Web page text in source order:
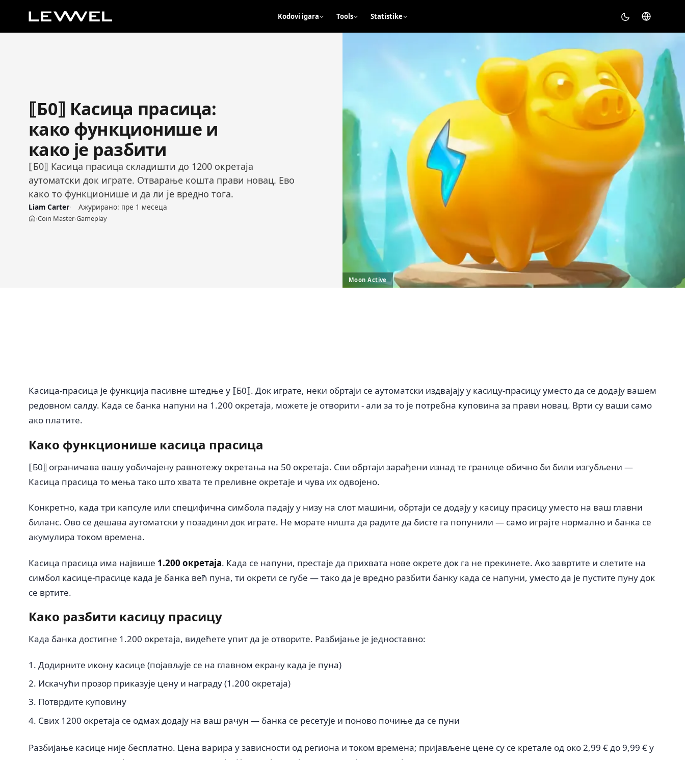
Kodovi igara Tools Statistike
⟦Б0⟧ Касица прасица:
како функционише и
како је разбити
⟦Б0⟧ Касица прасица складишти до 1200 окретаја
аутоматски док играте. Отварање кошта прави новац. Ево
како то функционише и да ли је вредно тога.
Liam Carter Ажурирано: пре 1 месеца
Početna
›Coin Master›Gameplay
Moon Active
Касица-прасица је функција пасивне штедње у ⟦Б0⟧. Док играте, неки обртаји се аутоматски издвајају у касицу-прасицу уместо да се додају вашем
редовном салду. Када се банка напуни на 1.200 окретаја, можете је отворити - али за то је потребна куповина за прави новац. Врти су ваши само
ако платите.
Како функционише касица прасица
⟦Б0⟧ ограничава вашу уобичајену равнотежу окретања на 50 окретаја. Сви обртаји зарађени изнад те границе обично би били изгубљени —
Касица прасица то мења тако што хвата те преливне окретаје и чува их одвојено.
Конкретно, када три капсуле или специфична симбола падају у низу на слот машини, обртаји се додају у касицу прасицу уместо на ваш главни
биланс. Ово се дешава аутоматски у позадини док играте. Не морате ништа да радите да бисте га попунили — само играјте нормално и банка се
акумулира током времена.
Касица прасица има највише 1.200 окретаја. Када се напуни, престаје да прихвата нове окрете док га не прекинете. Ако завртите и слетите на
симбол касице-прасице када је банка већ пуна, ти окрети се губе — тако да је вредно разбити банку када се напуни, уместо да је пустите пуну док
се вртите.
Како разбити касицу прасицу
Када банка достигне 1.200 окретаја, видећете упит да је отворите. Разбијање је једноставно:
Додирните икону касице (појављује се на главном екрану када је пуна)
Искачући прозор приказује цену и награду (1.200 окретаја)
Потврдите куповину
Свих 1200 окретаја се одмах додају на ваш рачун — банка се ресетује и поново почиње да се пуни
Разбијање касице није бесплатно. Цена варира у зависности од региона и током времена; пријављене цене су се кретале од око 2,99 € до 9,99 € у